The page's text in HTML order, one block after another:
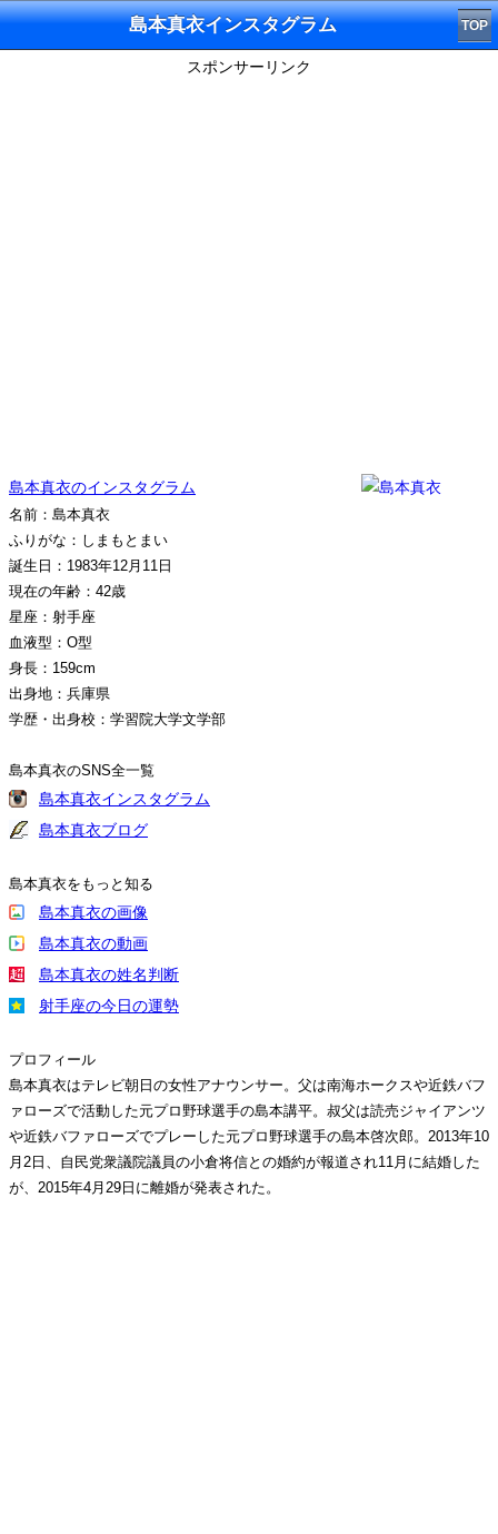
島本真衣インスタグラム TOP
スポンサーリンク
島本真衣のインスタグラム
名前：島本真衣
ふりがな：しまもとまい
誕生日：1983年12月11日
現在の年齢：42歳
星座：射手座
血液型：O型
身長：159cm
出身地：兵庫県
学歴・出身校：学習院大学文学部
島本真衣のSNS全一覧
島本真衣インスタグラム
島本真衣ブログ
島本真衣をもっと知る
島本真衣の画像
島本真衣の動画
島本真衣の姓名判断
射手座の今日の運勢
プロフィール
島本真衣はテレビ朝日の女性アナウンサー。父は南海ホークスや近鉄バフ
ァローズで活動した元プロ野球選手の島本講平。叔父は読売ジャイアンツ
や近鉄バファローズでプレーした元プロ野球選手の島本啓次郎。2013年10
月2日、自民党衆議院議員の小倉将信との婚約が報道され11月に結婚した
が、2015年4月29日に離婚が発表された。